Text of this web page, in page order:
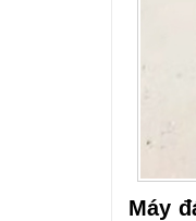
Máy